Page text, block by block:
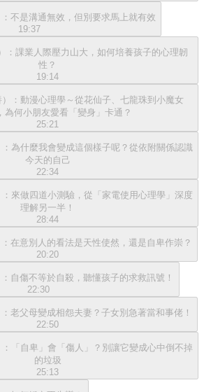
不是溝通無效，但別要求馬上就有效
19:37
：課業人際壓力山大，如何培養孩子的心理韌
性？
19:14
：動漫心理學～從花仙子、七龍珠到小魔女
為何小朋友愛看「變身」卡通？
25:21
為什麼我會變成這個樣子呢？從依附關係認識
今天的自己
22:34
來做四道小測驗，從「家電使用心理學」深度
理解另一半！
28:44
在意別人的看法是天性使然，還是自卑作崇？
20:20
自傷不等於自殺，聽懂孩子的求救訊號！
22:30
老父母變成相怨夫妻？子女別急著當和事佬！
22:50
「自卑」會「傷人」？別讓它變成心中倒不掉
的垃圾
25:13